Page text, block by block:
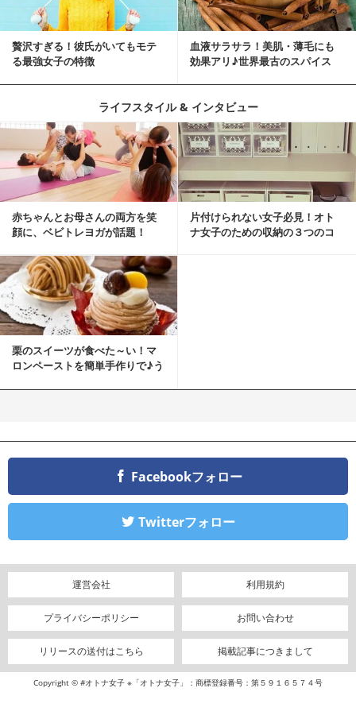
贅沢すぎる！彼氏がいてもモテ
る最強女子の特徴
血液サラサラ！美肌・薄毛にも
効果アリ♪世界最古のスパイス
ライフスタイル & インタビュー
赤ちゃんとお母さんの両方を笑
顔に、ベビトレヨガが話題！
片付けられない女子必見！オト
ナ女子のための収納の３つのコ
栗のスイーツが食べた～い！マ
ロンペーストを簡単手作りで♪う
Facebookフォロー
Twitterフォロー
運営会社 利用規約
プライバシーポリシー お問い合わせ
リリースの送付はこちら 掲載記事につきまして
Copyright © #オトナ女子 ※「オトナ女子」：商標登録番号：第５９１６５７４号